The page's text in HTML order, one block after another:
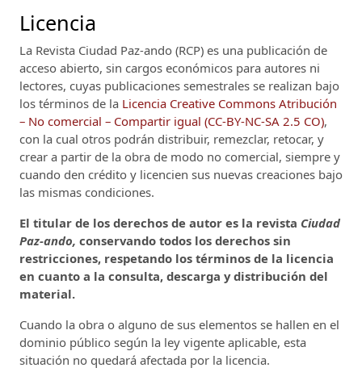
Licencia
La Revista Ciudad Paz-ando (RCP) es una publicación de
acceso abierto, sin cargos económicos para autores ni
lectores, cuyas publicaciones semestrales se realizan bajo
los términos de la Licencia Creative Commons Atribución
– No comercial – Compartir igual (CC-BY-NC-SA 2.5 CO),
con la cual otros podrán distribuir, remezclar, retocar, y
crear a partir de la obra de modo no comercial, siempre y
cuando den crédito y licencien sus nuevas creaciones bajo
las mismas condiciones.
El titular de los derechos de autor es la revista Ciudad
Paz-ando, conservando todos los derechos sin
restricciones, respetando los términos de la licencia
en cuanto a la consulta, descarga y distribución del
material.
Cuando la obra o alguno de sus elementos se hallen en el
dominio público según la ley vigente aplicable, esta
situación no quedará afectada por la licencia.